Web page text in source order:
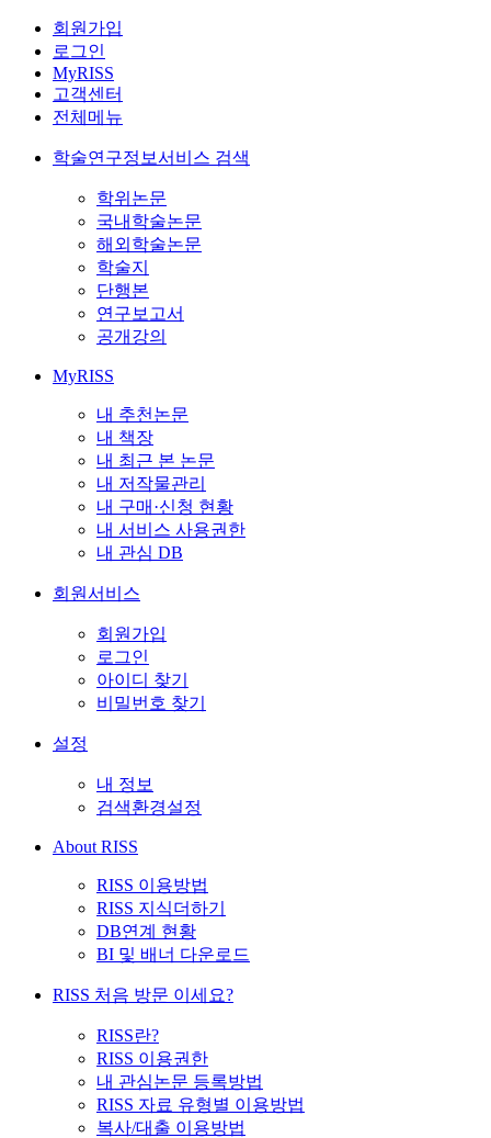
회원가입
로그인
MyRISS
고객센터
전체메뉴
학술연구정보서비스 검색
학위논문
국내학술논문
해외학술논문
학술지
단행본
연구보고서
공개강의
MyRISS
내 추천논문
내 책장
내 최근 본 논문
내 저작물관리
내 구매·신청 현황
내 서비스 사용권한
내 관심 DB
회원서비스
회원가입
로그인
아이디 찾기
비밀번호 찾기
설정
내 정보
검색환경설정
About RISS
RISS 이용방법
RISS 지식더하기
DB연계 현황
BI 및 배너 다운로드
RISS 처음 방문 이세요?
RISS란?
RISS 이용권한
내 관심논문 등록방법
RISS 자료 유형별 이용방법
복사/대출 이용방법